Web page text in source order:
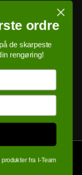
ordre
de skarpeste
rengøring!
fra I-Team